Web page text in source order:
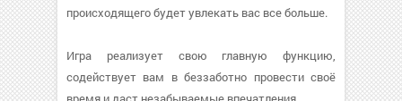
происходящего будет увлекать вас все больше.
Игра реализует свою главную функцию,
содействует вам в беззаботно провести своё